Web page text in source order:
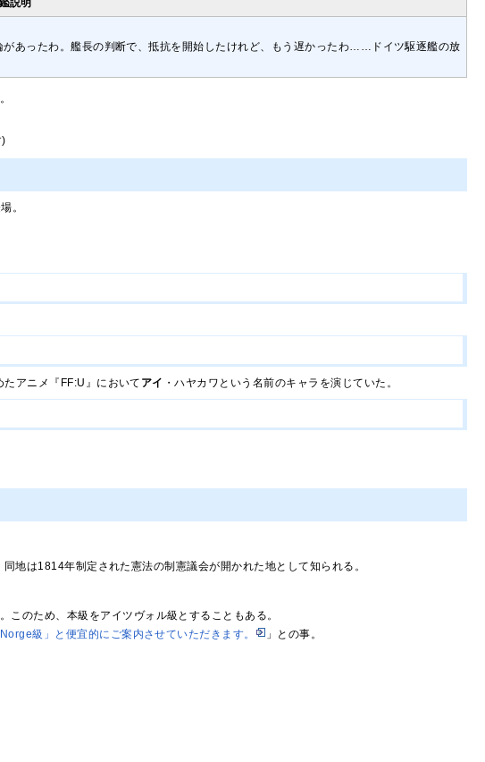
説明
あったわ。艦長の判断で、抵抗を開始したけれど、もう遅かったわ……ドイツ駆逐艦の放
。
アニメ『FF:U』において アイ ・ハヤカワという名前のキャラを演じていた。
同地は1814年制定された憲法の制憲議会が開かれた地として知られる。
のため、本級をアイツヴォル級とすることもある。
級」と便宜的にご案内させていただきます。
」との事。